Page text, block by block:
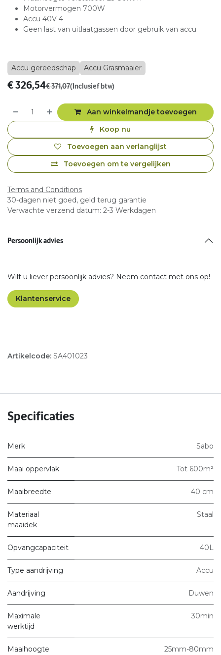
Motorvermogen 700W
Accu 40V 4
Geen last van uitlaatgassen door gebruik van accu
Accu gereedschap Accu Grasmaaier
€326,54€371,07(Inclusief btw)
Aan winkelmandje toevoegen
Koop nu
Toevoegen om te vergelijken
Toevoegen aan verlanglijst
Terms and Conditions
30-dagen niet goed, geld terug garantie
Verwachte verzend datum: 2-3 Werkdagen
Persoonlijk advies
Wilt u liever persoonlijk advies? Neem contact met ons op!
Klantenservice
Artikelcode: SA401023
Specificaties
Merk Sabo
Maai oppervlak Tot 600m²
Maaibreedte 40 cm
Materiaal
maaidek
Staal
Opvangcapaciteit 40L
Type aandrijving Accu
Aandrijving Duwen
Maximale
werktijd
30min
Maaihoogte 25mm-80mm